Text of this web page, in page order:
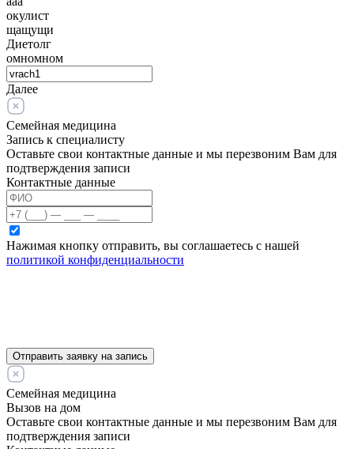
окулист
щащущи
Диетолг
омномном
Далее
Семейная медицина
Запись к специалисту
Оставьте свои контактные данные и мы перезвоним Вам для
подтверждения записи
Контактные данные
Нажимая кнопку отправить, вы соглашаетесь с нашей
политикой конфиденциальности
Отправить заявку на запись
Семейная медицина
Вызов на дом
Оставьте свои контактные данные и мы перезвоним Вам для
подтверждения записи